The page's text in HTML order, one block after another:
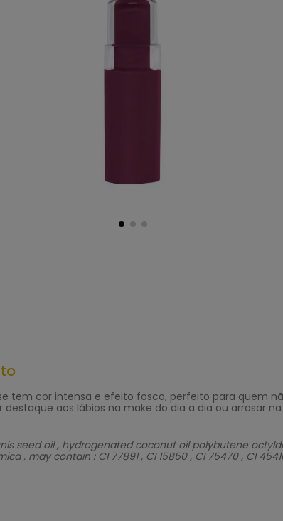
tem cor intensa e efeito fosco, perfeito para quem
destaque aos lábios na make do dia a dia ou arrasar
seed oil , hydrogenated coconut oil polybutene
. may contain : CI 77891 , CI 15850 , CI 75470 , CI